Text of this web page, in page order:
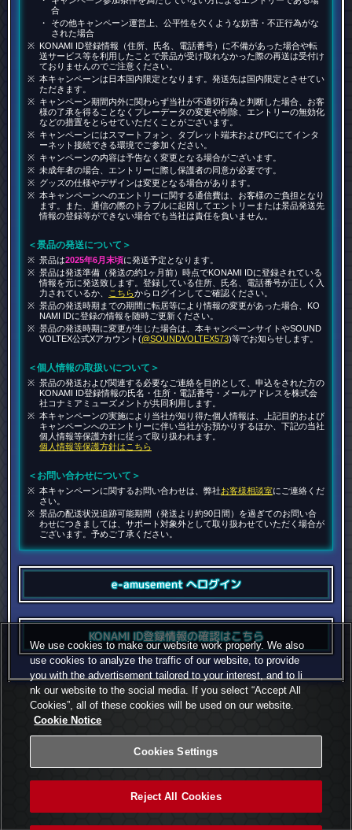
合
その他キャンペーン運営上、公平性を欠くような妨害・不正行為がな
された場合
KONAMI ID登録情報（住所、氏名、電話番号）に不備があった場合や転
送サービス等を利用したことで景品が受け取れなかった際の再送は受付け
ておりませんのでご注意ください。
本キャンペーンは日本国内限定となります。発送先は国内限定とさせてい
ただきます。
キャンペーン期間内外に関わらず当社が不適切行為と判断した場合、お客
様の了承を得ることなくプレーデータの変更や削除、エントリーの無効化
などの措置をとらせていただくことがございます。
キャンペーンにはスマートフォン、タブレット端末およびPCにてインタ
ーネット接続できる環境でご参加ください。
キャンペーンの内容は予告なく変更となる場合がございます。
未成年者の場合、エントリーに際し保護者の同意が必要です。
グッズの仕様やデザインは変更となる場合があります。
本キャンペーンへのエントリーに関する通信費は、お客様のご負担となり
ます。また、通信の際のトラブルに起因してエントリーまたは景品発送先
情報の登録等ができない場合でも当社は責任を負いません。
＜景品の発送について＞
景品は2025年6月末頃に発送予定となります。
景品は発送準備（発送の約1ヶ月前）時点でKONAMI IDに登録されている
情報を元に発送致します。登録している住所、氏名、電話番号が正しく入
力されているか、 こちらからログインしてご確認ください。
景品の発送時期までの期間に転居等により情報の変更があった場合、KO
NAMI IDに登録の情報を随時ご更新ください。
景品の発送時期に変更が生じた場合は、本キャンペーンサイトやSOUND
VOLTEX公式Xアカウント(@SOUNDVOLTEX573)等でお知らせします。
＜個人情報の取扱いについて＞
景品の発送および関連する必要なご連絡を目的として、申込をされた方の
KONAMI ID登録情報の氏名・住所・電話番号・メールアドレスを株式会
社コナミアミューズメントが共同利用します。
本キャンペーンの実施により当社が知り得た個人情報は、上記目的および
キャンペーンへのエントリーに伴い当社がお預かりするほか、下記の当社
個人情報等保護方針に従って取り扱われます。
個人情報等保護方針はこちら
＜お問い合わせについて＞
本キャンペーンに関するお問い合わせは、弊社お客様相談室にご連絡くだ
さい。
景品の配送状況追跡可能期間（発送より約90日間）を過ぎてのお問い合
わせにつきましては、サポート対象外として取り扱わせていただく場合が
ございます。予めご了承ください。
e-amusement へログイン
KONAMI ID登録情報の確認はこちら
We use cookies to make our website work properly. We also
use cookies to analyze the traffic of our website, to provide
you with the advertisement tailored to your interest, and to li
nk our website to the social media. If you select “Accept All
Cookies”, all of these cookies will be used on our website.
Cookie Notice
Cookies Settings
Reject All Cookies